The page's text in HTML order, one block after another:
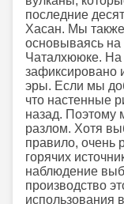
последние
Хасан. Мы
основываясь на
Чаталхююке. На
зафиксировано
эры. Если мы
что настенные
назад. Поэтому
разлом. Хотя
правило, очень
горячих
наблюдение
производство
использования